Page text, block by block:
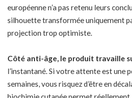
européenne n’a pas retenu leurs
silhouette transformée uniquement
projection trop optimiste.
Côté anti-âge, le produit travaille
l’instantané. Si votre attente est une
semaines, vous risquez d’être en